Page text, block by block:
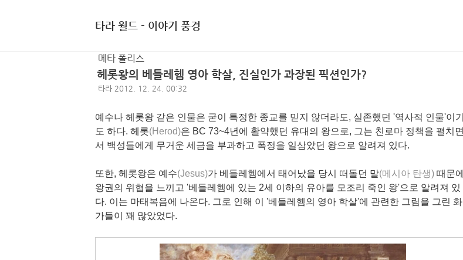
타라 월드 - 이야기 풍경
메타 폴리스
헤롯왕의 베들레헴 영아 학살, 진실인가 과장된 픽션인가?
타라 2012. 12. 24. 00:32
예수나 헤롯왕 같은 인물은 굳이 특정한 종교를 믿지 않더라도, 실존했던 '역사적 인물'이기
도 하다. 헤롯(Herod)은 BC 73~4년에 활약했던 유대의 왕으로, 그는 친로마 정책을 펼치면
서 백성들에게 무거운 세금을 부과하고 폭정을 일삼았던 왕으로 알려져 있다.
또한, 헤롯왕은 예수(Jesus)가 베들레헴에서 태어났을 당시 떠돌던 말(메시아 탄생) 때문에
왕권의 위협을 느끼고 '베들레헴에 있는 2세 이하의 유아를 모조리 죽인 왕'으로 알려져 있
다. 이는 마태복음에 나온다. 그로 인해 이 '베들레헴의 영아 학살'에 관련한 그림을 그린 화
가들이 꽤 많았었다.